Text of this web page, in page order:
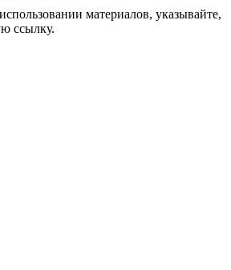
материалов, указывайте,
ссылку.